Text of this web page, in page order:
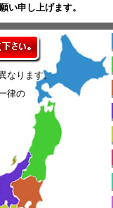
い申し上げます。
なります。
律の